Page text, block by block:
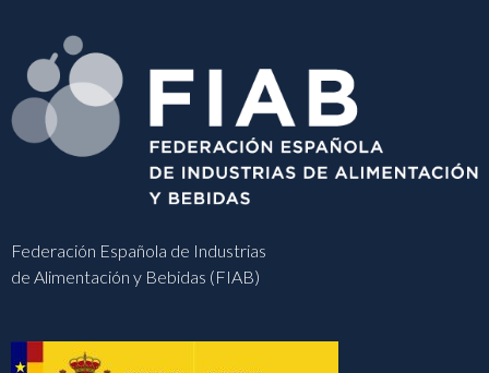
Federación Española de Industrias
de Alimentación y Bebidas (FIAB)